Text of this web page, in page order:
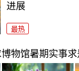
进展
最热
物馆暑期实事